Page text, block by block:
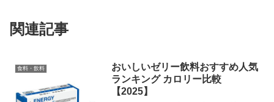
関連記事
食料・飲料
おいしいゼリー飲料おすすめ人気
ランキング カロリー比較
【2025】